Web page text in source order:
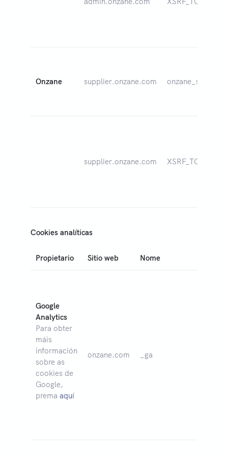
Onzane supplier.onzane.com onzane_session
supplier.onzane.com XSRF_TOKEN
Cookies analíticas
Propietario Sitio web Nome
Google
Analytics
Para obter
máis
información
sobre as
cookies de
Google,
prema aquí
onzane.com _ga